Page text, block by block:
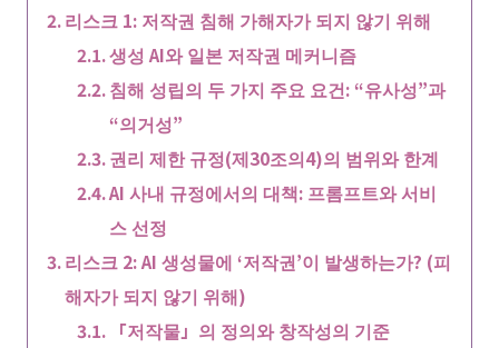
리스크 1: 저작권 침해 가해자가 되지 않기 위해
생성 AI와 일본 저작권 메커니즘
침해 성립의 두 가지 주요 요건: “유사성”과
“의거성”
권리 제한 규정(제30조의4)의 범위와 한계
AI 사내 규정에서의 대책: 프롬프트와 서비
스 선정
리스크 2: AI 생성물에 ‘저작권’이 발생하는가? (피
해자가 되지 않기 위해)
「저작물」의 정의와 창작성의 기준